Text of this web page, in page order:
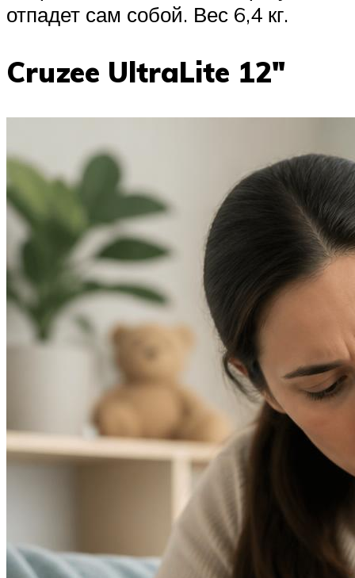
отпадет сам собой. Вес 6,4 кг.
Cruzee UltraLite 12″